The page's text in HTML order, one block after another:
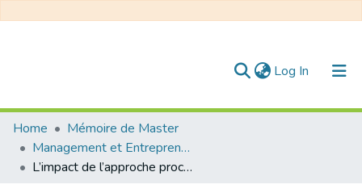
Log In (current)
Communities & Collections
All of DSpace
Home
Mémoire de Master
Management et Entrepreneuriat
L’impact de l’approche processus sur la satisfaction des clients titulaires de la carte EDAHABIA: étude de cas: Algérie Poste